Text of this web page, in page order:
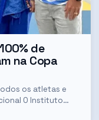
de
na Copa
os atletas e
O Instituto
o